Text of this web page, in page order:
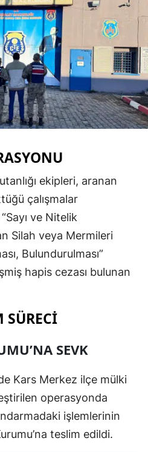
Çanakkale
Çorum
Denizli
Diyarbakır
Erzincan
Erzurum
Eskişehir
Gaziantep
Isparta
Mersin
İstanbul
ekipleri, aranan
çalışmalar
ve Nitelik
Silah veya Mermileri
Bulundurulması”
hapis cezası bulunan
SÜRECI
SEVK
Kars Merkez ilçe mülki
operasyonda
işlemlerinin
teslim edildi.